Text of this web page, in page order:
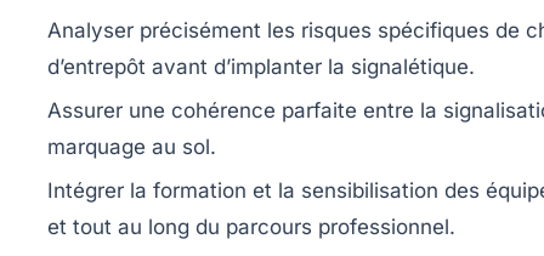
Analyser précisément les risques spécifiques de
d’entrepôt avant d’implanter la signalétique.
Assurer une cohérence parfaite entre la
marquage au sol.
Intégrer la formation et la sensibilisation des
et tout au long du parcours professionnel.